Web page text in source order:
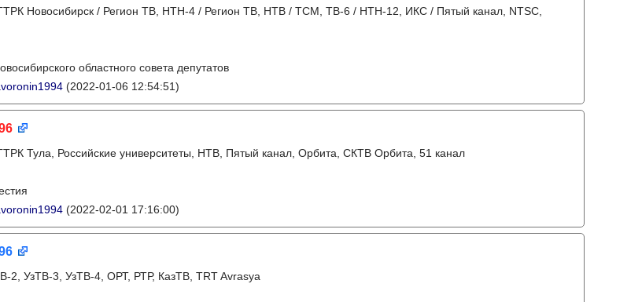
Новосибирск / Регион ТВ, НТН-4 / Регион ТВ, НТВ / ТСМ, ТВ-6 / НТН-12, ИКС / Пятый канал, NTSC,
областного совета депутатов
(2022-01-06 12:54:51)
Тула, Российские университеты, НТВ, Пятый канал, Орбита, СКТВ Орбита, 51 канал
(2022-02-01 17:16:00)
2, УзТВ-3, УзТВ-4, ОРТ, РТР, КазТВ, TRT Avrasya